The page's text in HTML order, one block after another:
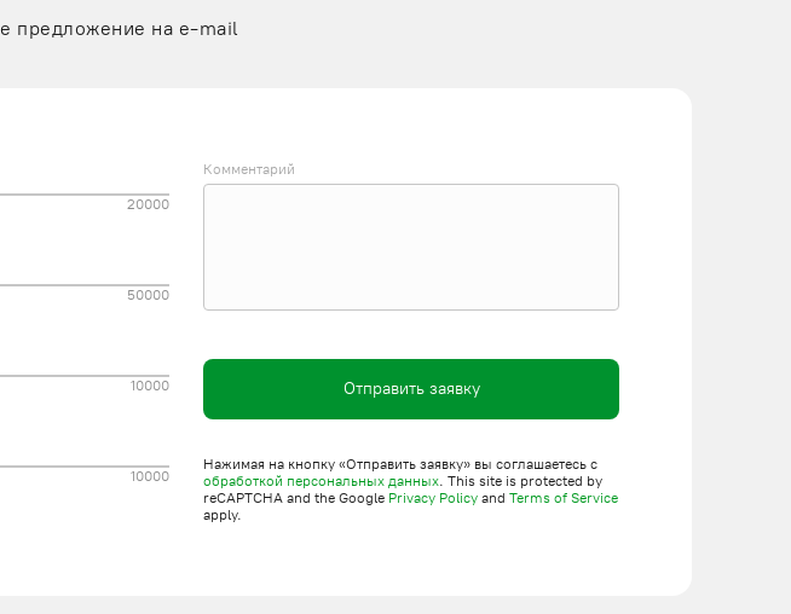
предложение на e-mail
20000
50000
10000
10000
Комментарий
Отправить заявку
Нажимая на кнопку «Отправить заявку» вы соглашаетесь с
обработкой персональных данных. This site is protected by
reCAPTCHA and the Google Privacy Policy and Terms of Service
apply.